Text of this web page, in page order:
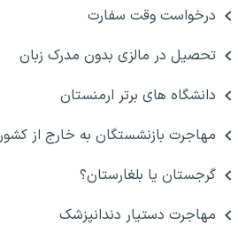
درخواست وقت سفارت
تحصیل در مالزی بدون مدرک زبان
دانشگاه های برتر ارمنستان
مهاجرت بازنشستگان به خارج از کشور
گرجستان یا بلغارستان؟
مهاجرت دستیار دندانپزشک